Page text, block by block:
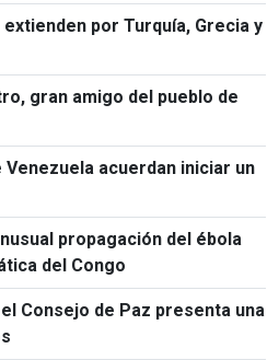
por Turquía, Grecia y
gran amigo del pueblo de
acuerdan iniciar un
propagación del ébola
del Congo
Consejo de Paz presenta una